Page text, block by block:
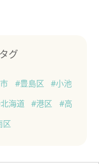
グ
#豊島区
#小池
海道 #港区
#高
区